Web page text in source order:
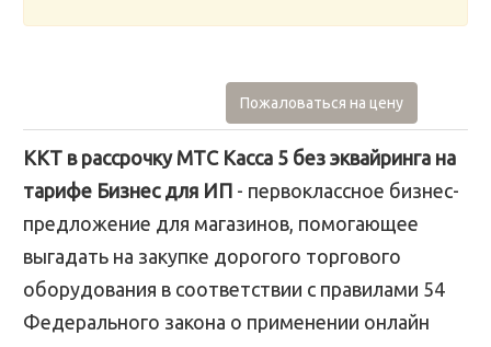
Пожаловаться на цену
ККТ в рассрочку МТС Касса 5 без эквайринга на
тарифе Бизнес для ИП - первоклассное бизнес-
предложение для магазинов, помогающее
выгадать на закупке дорогого торгового
оборудования в соответствии с правилами 54
Федерального закона о применении онлайн